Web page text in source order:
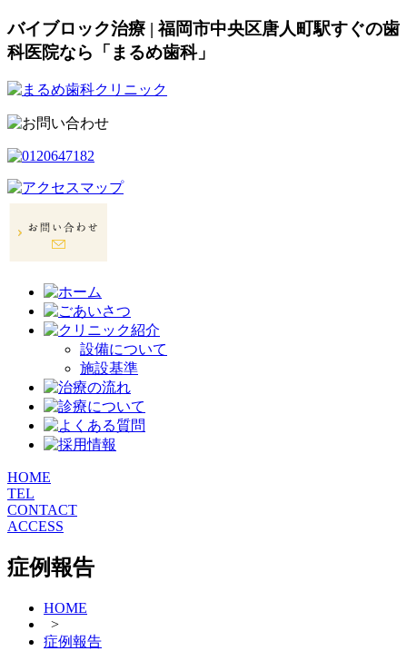
バイブロック治療 | 福岡市中央区唐人町駅すぐの歯
科医院なら「まるめ歯科」
設備について
施設基準
HOME
TEL
CONTACT
ACCESS
症例報告
HOME
>
症例報告